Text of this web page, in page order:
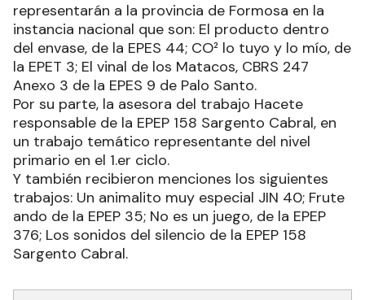
representarán a la provincia de Formosa en la
instancia nacional que son: El producto dentro
del envase, de la EPES 44; CO² lo tuyo y lo mío, de
la EPET 3; El vinal de los Matacos, CBRS 247
Anexo 3 de la EPES 9 de Palo Santo.
Por su parte, la asesora del trabajo Hacete
responsable de la EPEP 158 Sargento Cabral, en
un trabajo temático representante del nivel
primario en el 1.er ciclo.
Y también recibieron menciones los siguientes
trabajos: Un animalito muy especial JIN 40; Frute
ando de la EPEP 35; No es un juego, de la EPEP
376; Los sonidos del silencio de la EPEP 158
Sargento Cabral.